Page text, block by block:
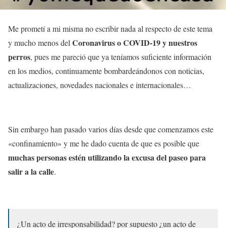
Me prometí a mi misma no escribir nada al respecto de este tema
y mucho menos del Coronavirus o COVID-19 y nuestros
perros, pues me pareció que ya teníamos suficiente información
en los medios, continuamente bombardeándonos con noticias,
actualizaciones, novedades nacionales e internacionales…
Sin embargo han pasado varios días desde que comenzamos este
«confinamiento» y me he dado cuenta de que es posible que
muchas personas estén utilizando la excusa del paseo para
salir a la calle.
¿Un acto de irresponsabilidad? por supuesto ¿un acto de